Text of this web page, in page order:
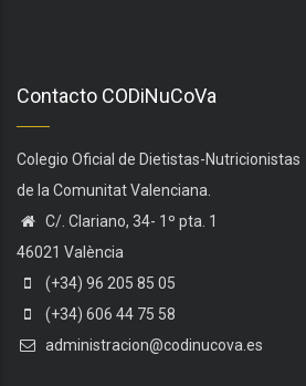
Contacto CODiNuCoVa
Colegio Oficial de Dietistas-Nutricionistas
de la Comunitat Valenciana.
C/. Clariano, 34- 1º pta. 1
46021 València
(+34) 96 205 85 05
(+34) 606 44 75 58
administracion@codinucova.es